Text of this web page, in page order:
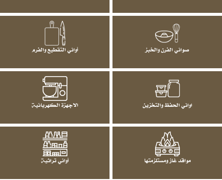
صواني الفرن والخبز أواني التقطيع والفرم
اواني الحفظ والتخزين الاجهزة الكهربائية
مواقد غاز ومستلزمتها أواني تراثية